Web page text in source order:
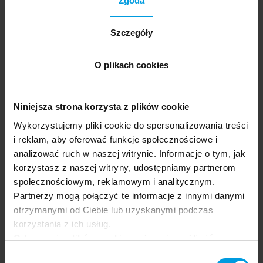
Szczegóły
O plikach cookies
Niniejsza strona korzysta z plików cookie
Wykorzystujemy pliki cookie do spersonalizowania treści
i reklam, aby oferować funkcje społecznościowe i
analizować ruch w naszej witrynie. Informacje o tym, jak
korzystasz z naszej witryny, udostępniamy partnerom
społecznościowym, reklamowym i analitycznym.
Partnerzy mogą połączyć te informacje z innymi danymi
otrzymanymi od Ciebie lub uzyskanymi podczas
korzystania z ich usług.
Odrzucenie plików cookie może uniemożliwić
SPOŁECZEŃSTWO PSYCHOLOGIA
Zaburzenia seksualne i intymność – tabu, które
rani